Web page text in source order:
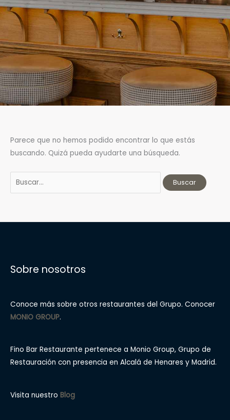
Parece que no hemos podido encontrar lo que estás
buscando. Quizá pueda ayudarte una búsqueda.
Buscar
por:
Sobre nosotros
Conoce más sobre otros restaurantes del Grupo. Conocer
MONIO GROUP.
Fino Bar Restaurante pertenece a Monio Group, Grupo de
Restauración con presencia en Alcalá de Henares y Madrid.
Visita nuestro Blog